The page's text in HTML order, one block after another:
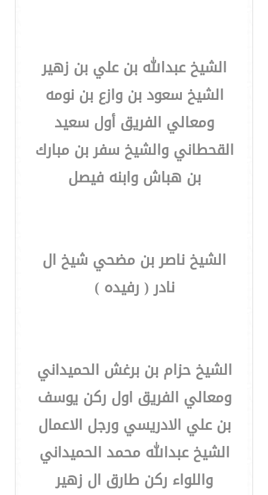
الشيخ عبدالله بن علي بن زهير
الشيخ سعود بن وازع بن نومه
ومعالي الفريق أول سعيد
القحطاني والشيخ سفر بن مبارك
بن هباش وابنه فيصل
الشيخ ناصر بن مضحي شيخ ال
نادر ( رفيده )
الشيخ حزام بن برغش الحميداني
ومعالي الفريق اول ركن يوسف
بن علي الادريسي ورجل الاعمال
الشيخ عبدالله محمد الحميداني
واللواء ركن طارق ال زهير